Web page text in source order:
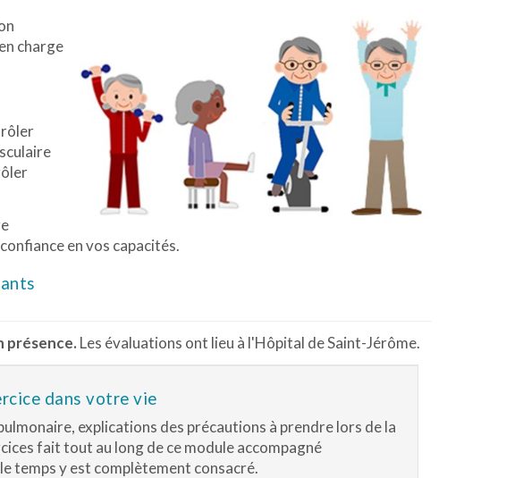
charge
en vos capacités.
présence. Les évaluations ont lieu à l'Hôpital de Saint-Jérôme.
dans votre vie
explications des précautions à prendre lors de la
fait tout au long de ce module accompagné
temps y est complètement consacré.